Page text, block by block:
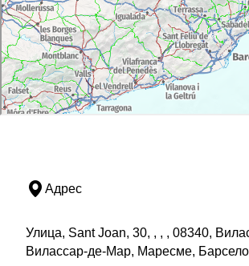
Адрес
Улица, Sant Joan, 30, , , , 08340,
Вилассар-де-Мар, Маресме,